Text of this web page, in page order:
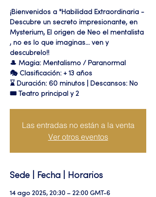
¡Bienvenidos a "Habilidad Extraordinaria -
Descubre un secreto impresionante, en
Mysterium, El origen de Neo el mentalista
, no es lo que imaginas... ven y
descubrelo!!
🎩 Magia: Mentalismo / Paranormal
🎭 Clasificación: + 13 años
⌛ Duración: 60 minutos | Descansos: No
🎟 Teatro principal y 2
Las entradas no están a la venta
Ver otros eventos
Sede | Fecha | Horarios
14 ago 2025, 20:30 – 22:00 GMT-6